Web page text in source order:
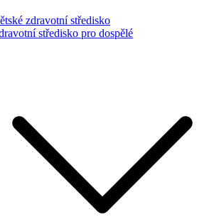
zdravotní středisko
středisko pro dospělé